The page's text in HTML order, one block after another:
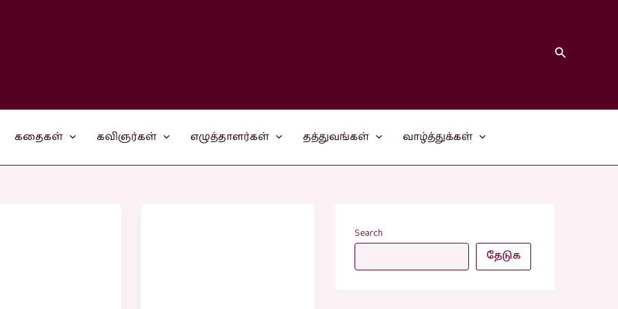
Search
கதைகள் கவிஞர்கள் எழுத்தாளர்கள் தத்துவங்கள் வாழ்த்துக்கள்
Search
தேடுக